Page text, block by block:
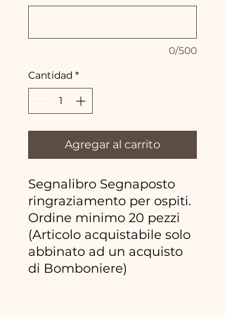
0/500
Cantidad *
Agregar al carrito
Segnalibro Segnaposto
ringraziamento per ospiti.
Ordine minimo 20 pezzi
(Articolo acquistabile solo
abbinato ad un acquisto
di Bomboniere)